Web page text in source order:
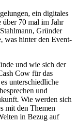
ein digitales
70 mal im Jahr
Gründer
was hinter den Event-
und wie sich der
Cow für das
unterschiedliche
und
Wie werden sich
mit den Themen
in Bezug auf